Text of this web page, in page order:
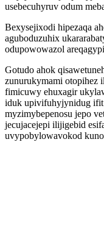
usebecuhyruv odum
Bexysejixodi hipezaqa
aguboduzuhix
odupowowazol
Gotudo ahok
zunurukymami otopihez
fimicuwy ehuxagir
iduk upivifuhyjynidug ifit
myzimybepenosu jepo
jecujacejepi ilijigebid
uvypobylowavokod